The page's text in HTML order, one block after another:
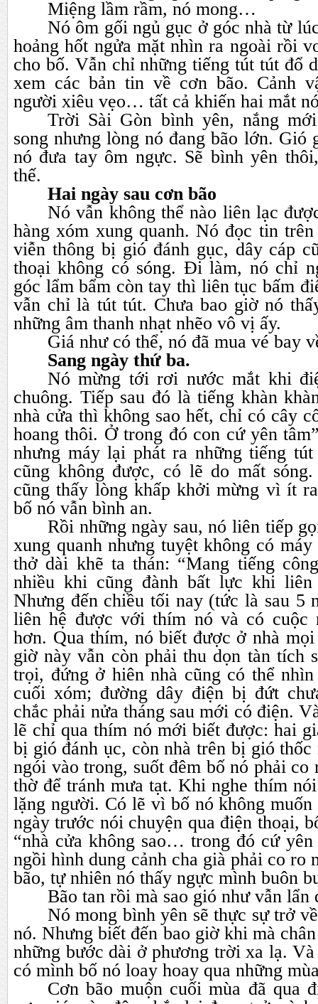
Miệng lầm rầm, nó mong…
Nó ôm gối ngủ gục ở góc nhà từ
hoảng hốt ngửa mặt nhìn ra ngoài rồi
cho bố. Vẫn chỉ những tiếng tút tút đổ
xem các bản tin về cơn bão. Cảnh
người xiêu vẹo… tất cả khiến hai mắt
Trời Sài Gòn bình yên, nắng
song nhưng lòng nó đang bão lớn. Gió
nó đưa tay ôm ngực. Sẽ bình yên
thế.
Hai ngày sau cơn bão
Nó vẫn không thể nào liên lạc
hàng xóm xung quanh. Nó đọc tin
viễn thông bị gió đánh gục, dây cáp
thoại không có sóng. Đi làm, nó chỉ
góc lẩm bẩm còn tay thì liên tục bấm
vẫn chỉ là tút tút. Chưa bao giờ nó
những âm thanh nhạt nhẽo vô vị ấy.
Giá như có thể, nó đã mua vé bay
Sang ngày thứ ba.
Nó mừng tới rơi nước mắt khi
chuông. Tiếp sau đó là tiếng khàn
nhà cửa thì không sao hết, chỉ có cây
hoang thôi. Ở trong đó con cứ yên
nhưng máy lại phát ra những tiếng
cũng không được, có lẽ do mất
cũng thấy lòng khấp khởi mừng vì ít
bố nó vẫn bình an.
Rồi những ngày sau, nó liên tiếp
xung quanh nhưng tuyệt không có
thở dài khẽ ta thán: “Mang tiếng
nhiều khi cũng đành bất lực khi
Nhưng đến chiều tối nay (tức là sau 5
liên hệ được với thím nó và có cuộc
hơn. Qua thím, nó biết được ở nhà
giờ này vẫn còn phải thu dọn tàn tích
trọi, đứng ở hiên nhà cũng có thể
cuối xóm; đường dây điện bị đứt
chắc phải nửa tháng sau mới có điện.
lẽ chỉ qua thím nó mới biết được: hai
bị gió đánh ục, còn nhà trên bị gió
ngói vào trong, suốt đêm bố nó phải co
thờ để tránh mưa tạt. Khi nghe thím
lặng người. Có lẽ vì bố nó không
ngày trước nói chuyện qua điện thoại,
“nhà cửa không sao… trong đó cứ yên
ngồi hình dung cảnh cha già phải co ro
bão, tự nhiên nó thấy ngực mình buôn
Bão tan rồi mà sao gió như vẫn lẩn
Nó mong bình yên sẽ thực sự trở
nó. Nhưng biết đến bao giờ khi mà
những bước dài ở phương trời xa lạ.
có mình bố nó loay hoay qua những
Cơn bão muộn cuối mùa đã qua